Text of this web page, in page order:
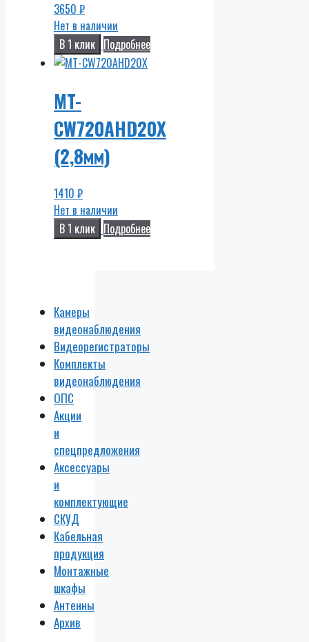
3650 ₽
Нет в наличии
В 1 клик Подробнее
MT-
CW720AHD20X
(2,8мм)
1410 ₽
Нет в наличии
В 1 клик Подробнее
Камеры
видеонаблюдения
Видеорегистраторы
Комплекты
видеонаблюдения
ОПС
Акции
и
спецпредложения
Аксессуары
и
комплектующие
СКУД
Кабельная
продукция
Монтажные
шкафы
Антенны
Архив